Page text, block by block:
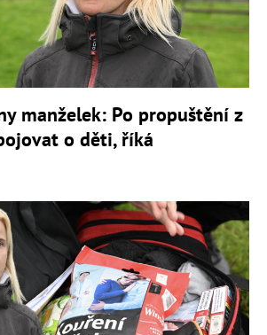
manželek: Po propuštění z
o děti, říká